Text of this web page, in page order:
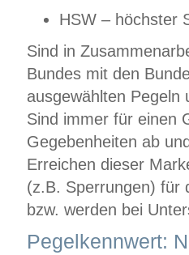
HSW – höchster
Sind in
Bundes mit den
ausgewählten
Sind immer für einen
Gegebenheiten ab
Erreichen dieser
(z.B. Sperrungen) für
bzw. werden bei
Pegelkennwert: